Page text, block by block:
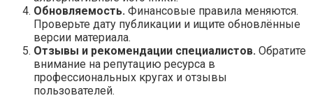
Обновляемость. Финансовые правила меняются.
Проверьте дату публикации и ищите обновлённые
версии материала.
Отзывы и рекомендации специалистов. Обратите
внимание на репутацию ресурса в
профессиональных кругах и отзывы
пользователей.